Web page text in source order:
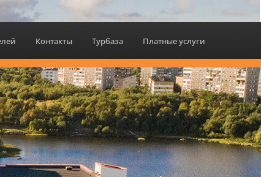
Контакты Турбаза Платные услуги